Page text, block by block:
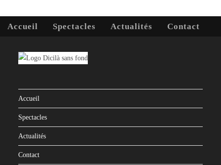
Accueil Spectacles Actualités Contact
Accueil
Spectacles
Actualités
Contact